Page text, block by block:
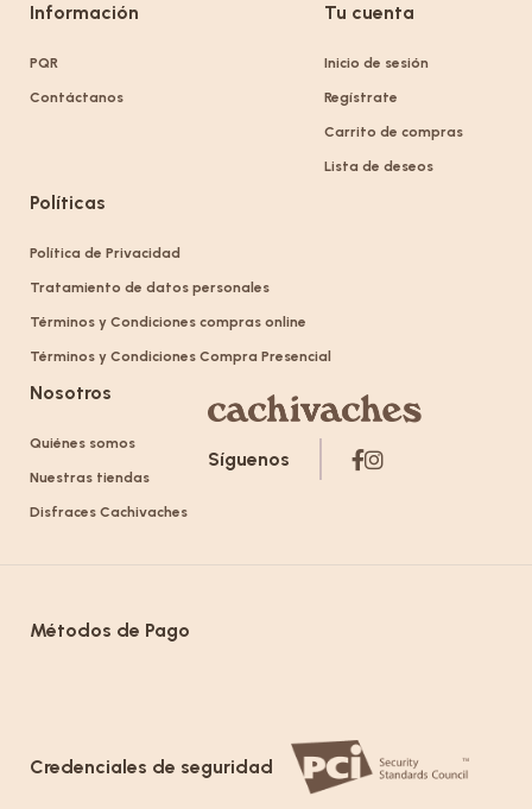
Información
PQR
Contáctanos
Tu cuenta
Inicio de sesión
Regístrate
Carrito de compras
Lista de deseos
Políticas
Política de Privacidad
Tratamiento de datos personales
Términos y Condiciones compras online
Términos y Condiciones Compra Presencial
Nosotros
Quiénes somos
Nuestras tiendas
Disfraces Cachivaches
Síguenos
Métodos de Pago
Credenciales de seguridad